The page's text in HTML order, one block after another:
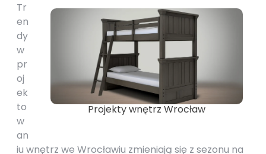
Projekty wnętrz Wrocław
Tr
en
dy
w
pr
oj
ek
to
w
an
iu wnętrz we Wrocławiu zmieniają się z sezonu na